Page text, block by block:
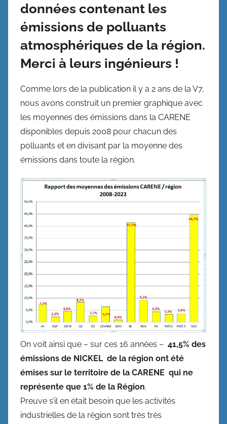
données contenant les
émissions de polluants
atmosphériques de la région.
Merci à leurs ingénieurs !
Comme lors de la publication il y a 2 ans de la V7,
nous avons construit un premier graphique avec
les moyennes des émissions dans la CARENE
disponibles depuis 2008 pour chacun des
polluants et en divisant par la moyenne des
émissions dans toute la région.
On voit ainsi que – sur ces 16 années – 41,5% des
émissions de NICKEL de la région ont été
émises sur le territoire de la CARENE qui ne
représente que 1% de la Région.
Preuve s’il en était besoin que les activités
industrielles de la région sont très très